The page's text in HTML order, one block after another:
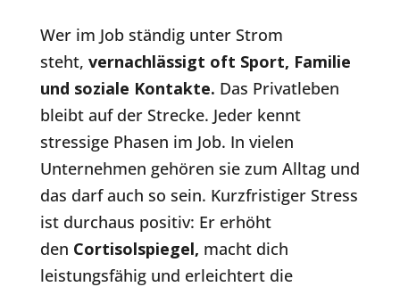
Wer im Job ständig unter Strom
steht, vernachlässigt oft Sport, Familie
und soziale Kontakte. Das Privatleben
bleibt auf der Strecke. Jeder kennt
stressige Phasen im Job. In vielen
Unternehmen gehören sie zum Alltag und
das darf auch so sein. Kurzfristiger Stress
ist durchaus positiv: Er erhöht
den Cortisolspiegel, macht dich
leistungsfähig und erleichtert die